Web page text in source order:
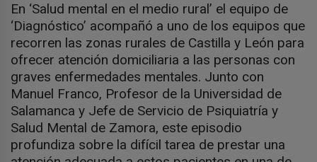
En ‘Salud mental en el medio rural’ el equipo de
‘Diagnóstico’ acompañó a uno de los equipos que
recorren las zonas rurales de Castilla y León para
ofrecer atención domiciliaria a las personas con
graves enfermedades mentales. Junto con
Manuel Franco, Profesor de la Universidad de
Salamanca y Jefe de Servicio de Psiquiatría y
Salud Mental de Zamora, este episodio
profundiza sobre la difícil tarea de prestar una